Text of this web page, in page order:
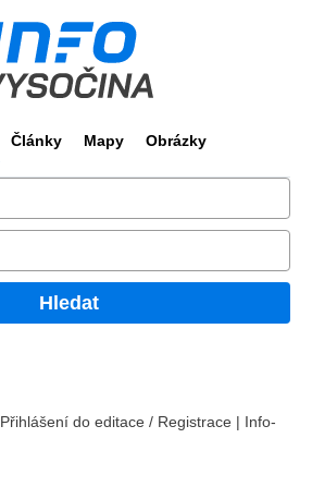
Články Mapy Obrázky
Hledat
Přihlášení do editace / Registrace | Info-